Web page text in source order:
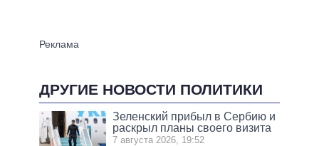
ДРУГИЕ НОВОСТИ ПОЛИТИКИ
Зеленский прибыл в Сербию и
раскрыл планы своего визита
7 августа 2026, 19:52